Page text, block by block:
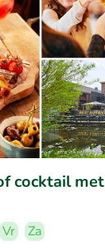
cocktail
Vr
Za